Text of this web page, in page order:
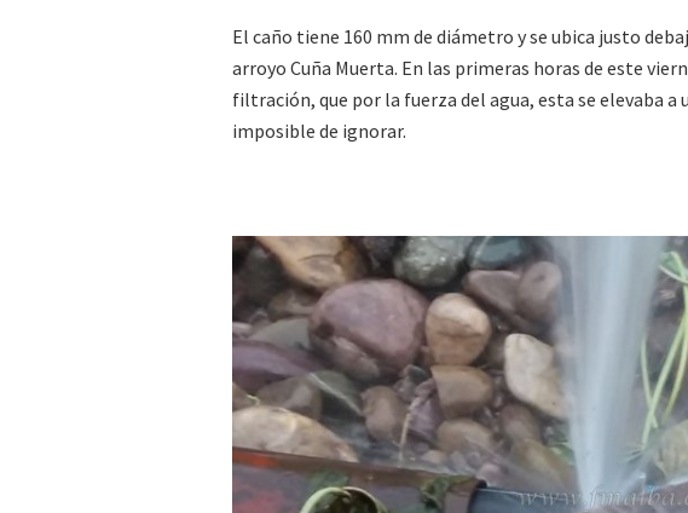
El caño tiene 160 mm de diámetro y se ubica justo
arroyo Cuña Muerta. En las primeras horas de este
filtración, que por la fuerza del agua, esta se elevaba
imposible de ignorar.